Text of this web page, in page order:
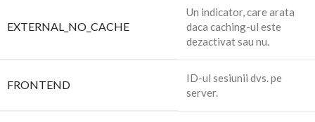
EXTERNAL_NO_CACHE
Un indicator, care arata
daca caching-ul este
dezactivat sau nu.
FRONTEND
ID-ul sesiunii dvs. pe
server.